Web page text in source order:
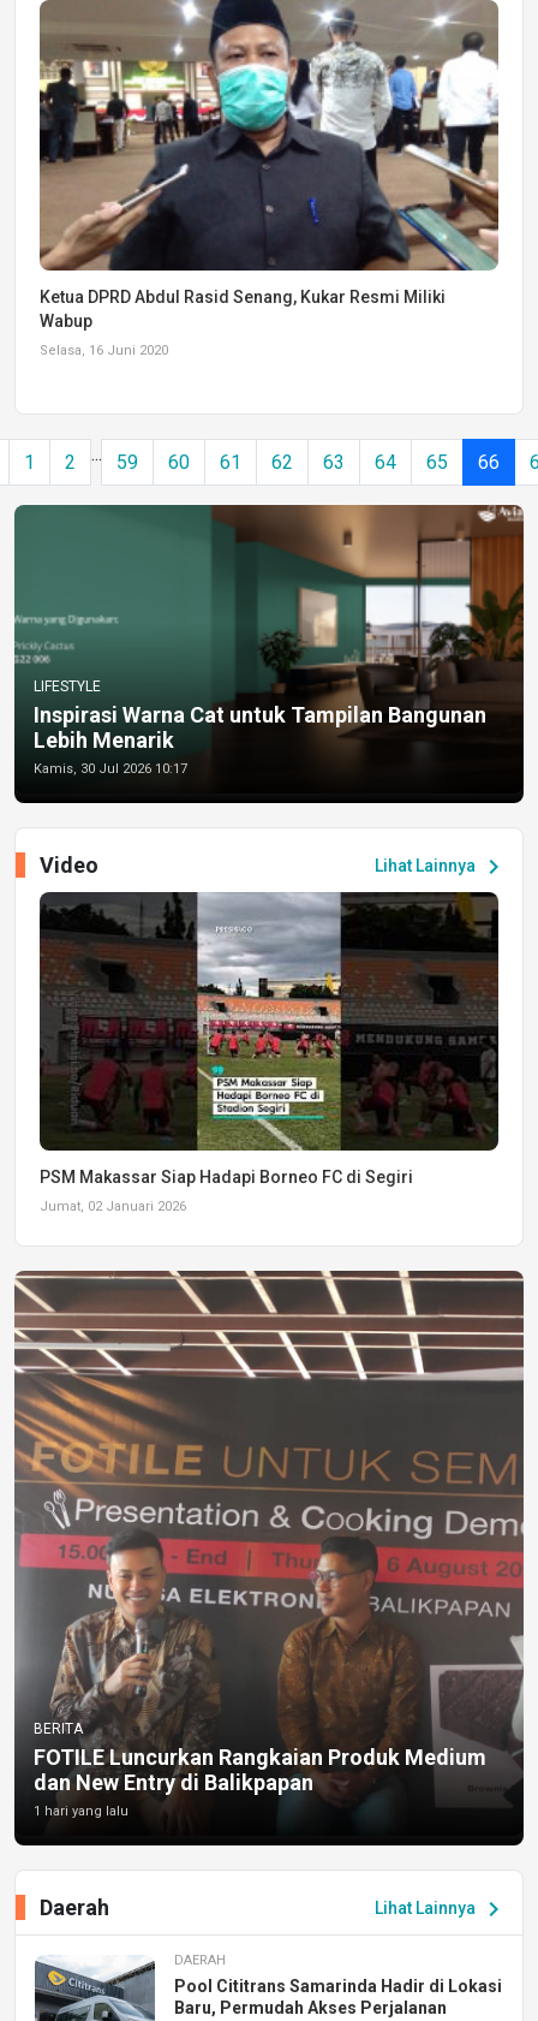
Ketua DPRD Abdul Rasid Senang, Kukar Resmi Miliki
Wabup
Selasa, 16 Juni 2020
1 2 ... 59 60 61 62 63 64 65 66
LIFESTYLE
Inspirasi Warna Cat untuk Tampilan Bangunan
Lebih Menarik
Kamis, 30 Jul 2026 10:17
Lihat Lainnya chevron_right
Video
PSM Makassar Siap Hadapi Borneo FC di Segiri
Jumat, 02 Januari 2026
BERITA
FOTILE Luncurkan Rangkaian Produk Medium
dan New Entry di Balikpapan
1 hari yang lalu
Lihat Lainnya chevron_right
Daerah
DAERAH
Pool Cititrans Samarinda Hadir di Lokasi
Baru, Permudah Akses Perjalanan